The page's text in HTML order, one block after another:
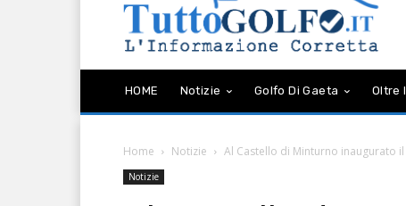
HOME Notizie Golfo Di Gaeta Oltre
Home Notizie Al Castello di Minturno inaugurato
Notizie